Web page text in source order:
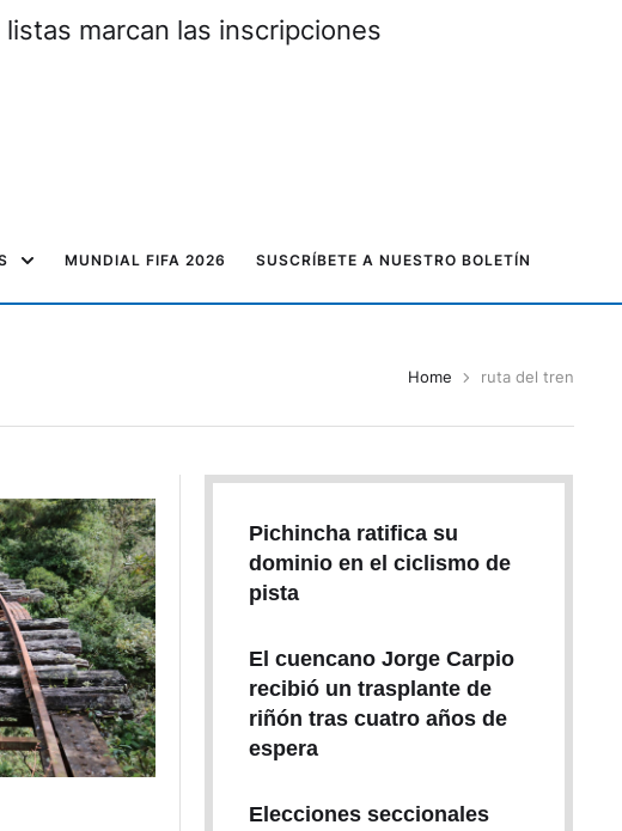
marcan las inscripciones
MUNDIAL FIFA 2026 SUSCRÍBETE A NUESTRO BOLETÍN
Home ruta del tren
Pichincha ratifica su
dominio en el ciclismo de
pista
El cuencano Jorge Carpio
recibió un trasplante de
riñón tras cuatro años de
espera
Elecciones seccionales